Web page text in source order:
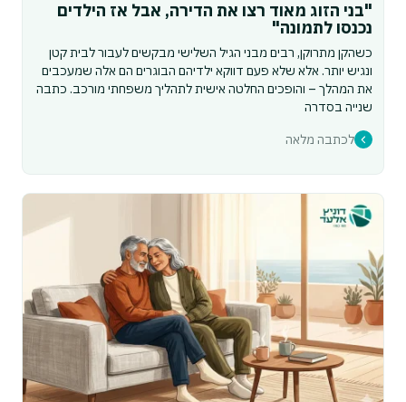
"בני הזוג מאוד רצו את הדירה, אבל אז הילדים
נכנסו לתמונה"
כשהקן מתרוקן, רבים מבני הגיל השלישי מבקשים לעבור לבית קטן
ונגיש יותר. אלא שלא פעם דווקא ילדיהם הבוגרים הם אלה שמעכבים
את המהלך – והופכים החלטה אישית לתהליך משפחתי מורכב. כתבה
שנייה בסדרה
לכתבה מלאה